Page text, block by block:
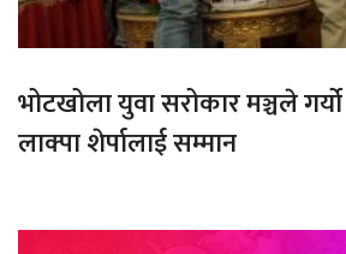
भोटखोला युवा सरोकार मञ्चले
लाक्पा शेर्पालाई सम्मान